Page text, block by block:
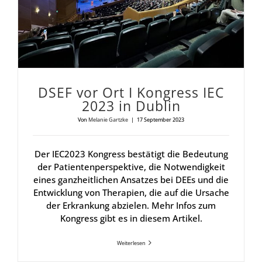
DSEF vor Ort I Kon­gress IEC
2023 in Dub­lin
Von Melanie Gartzke | 17 September 2023
Der IEC2023 Kongress bestätigt die Bedeutung
der Patientenperspektive, die Notwendigkeit
eines ganzheitlichen Ansatzes bei DEEs und die
Entwicklung von Therapien, die auf die Ursache
der Erkrankung abzielen. Mehr Infos zum
Kongress gibt es in diesem Artikel.
Weiterlesen